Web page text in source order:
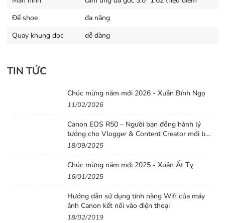
Dual Pixel CMOS AF II
thống Dual Pixel CMOS AF II tiên tiến cung cấp hiệu
diện theo pha này cung cấp tính năng phát hiện và theo
dõi đối tượng nâng cao, nhận dạng được người, động vật
đối tượng này và duy trì tiêu điểm sắc nét trong suốt
quá trình chụp liên tiếp và quay video.
Đế shoe
đa năng
Quay khung dọc
dễ dàng
TIN TỨC
Chúc mừng năm mới 2026 - Xuân Bính Ngọ
11/02/2026
Canon EOS R50 – Người bạn đồng hành lý
tưởng cho Vlogger & Content Creator mới bắt
đầu
18/09/2025
Chúc mừng năm mới 2025 - Xuân Ất Tỵ
16/01/2025
Hướng dẫn sử dụng tính năng Wifi của máy
ảnh Canon kết nối vào điện thoại
18/02/2019